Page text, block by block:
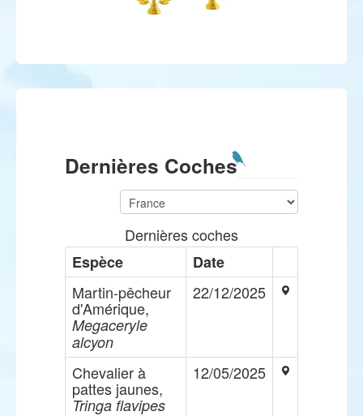
Dernières Coches
Dernières coches
Espèce
Date
Martin-pêcheur
d'Amérique,
Megaceryle
alcyon
22/12/2025
Chevalier à
pattes jaunes,
Tringa flavipes
12/05/2025